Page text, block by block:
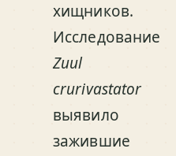
хищников.
Исследование
Zuul
crurivastator
выявило
зажившие